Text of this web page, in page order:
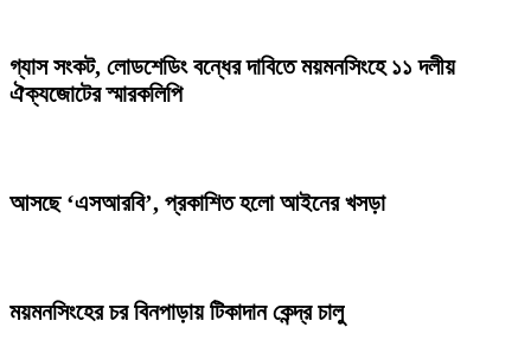
গ্যাস সংকট, লোডশেডিং বন্ধের দাবিতে ময়মনসিংহে ১১ দলীয়
ঐক্যজোটের স্মারকলিপি
আসছে ‘এসআরবি’, প্রকাশিত হলো আইনের খসড়া
ময়মনসিংহের চর বিনপাড়ায় টিকাদান কেন্দ্র চালু